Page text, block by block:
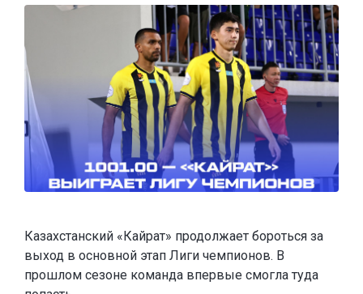
Казахстанский «Кайрат» продолжает бороться за
выход в основной этап Лиги чемпионов. В
прошлом сезоне команда впервые смогла туда